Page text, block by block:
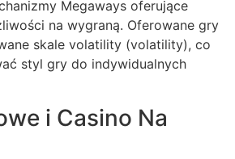
Megaways oferujące
na wygraną. Oferowane gry
skale volatility (volatility), co
styl gry do indywidualnych
i Casino Na